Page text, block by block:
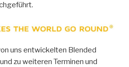
uns entwickelten Blended
zu weiteren Terminen und